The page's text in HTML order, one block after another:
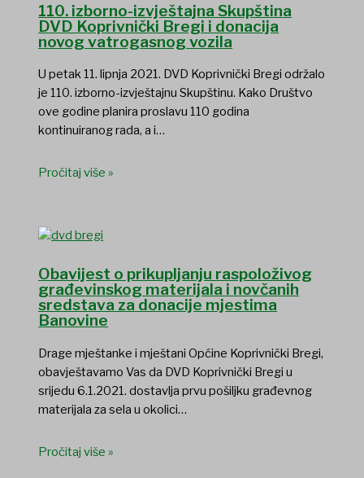
110. izborno-izvještajna Skupština
DVD Koprivnički Bregi i donacija
novog vatrogasnog vozila
U petak 11. lipnja 2021. DVD Koprivnički Bregi održalo
je 110. izborno-izvještajnu Skupštinu. Kako Društvo
ove godine planira proslavu 110 godina
kontinuiranog rada, a i…
Pročitaj više »
Obavijest o prikupljanju raspoloživog
građevinskog materijala i novčanih
sredstava za donacije mjestima
Banovine
Drage mještanke i mještani Općine Koprivnički Bregi,
obavještavamo Vas da DVD Koprivnički Bregi u
srijedu 6.1.2021. dostavlja prvu pošiljku građevnog
materijala za sela u okolici…
Pročitaj više »